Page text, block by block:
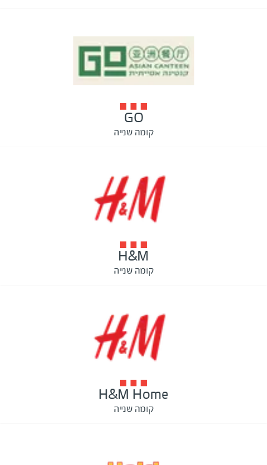
GO
קומה שנייה
H&M
קומה שנייה
H&M Home
קומה שנייה